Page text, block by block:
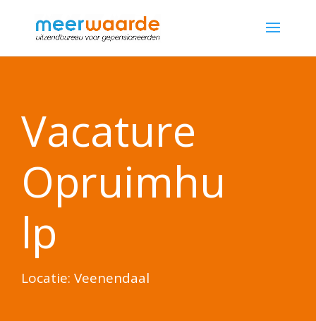
Vacature
Opruimhu
lp
Locatie: Veenendaal